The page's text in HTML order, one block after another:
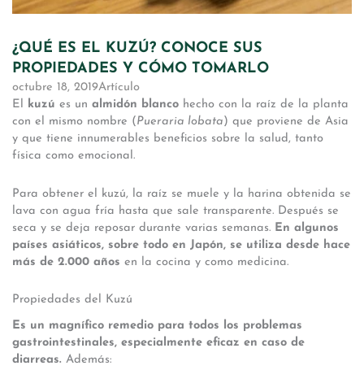
¿QUÉ ES EL KUZÚ? CONOCE SUS
PROPIEDADES Y CÓMO TOMARLO
octubre 18, 2019Artículo
El kuzú es un almidón blanco hecho con la raíz de la planta
con el mismo nombre ( Pueraria lobata ) que proviene de Asia
y que tiene innumerables beneficios sobre la salud, tanto
física como emocional.
Para obtener el kuzú, la raíz se muele y la harina obtenida se
lava con agua fría hasta que sale transparente. Después se
seca y se deja reposar durante varias semanas. En algunos
países asiáticos, sobre todo en Japón, se utiliza desde hace
más de 2.000 años en la cocina y como medicina.
Propiedades del Kuzú
Es un magnífico remedio para todos los problemas
gastrointestinales, especialmente eficaz en caso de
diarreas. Además: